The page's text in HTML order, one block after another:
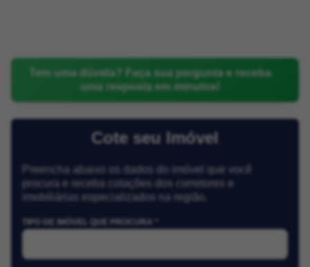
Tem uma dúvida? Faça sua pergunta e receba
uma resposta em minutos!
Cote seu Imóvel
Preencha abaixo os dados do imóvel que você
procura e receba cotações dos corretores e
imobiliárias especializados na região.
TIPO DE IMÓVEL QUE PROCURA *